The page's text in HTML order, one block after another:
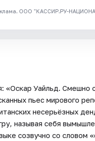
ООО "КАССИР.РУ-
«Оскар Уайльд. Смешно
пьес мирового
несерьёзных
называя себя
созвучно со